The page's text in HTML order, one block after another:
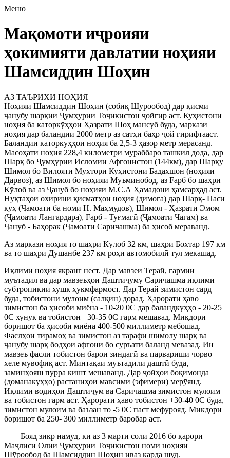
Меню
Мақомоти иҷроияи
ҳокимияти давлатии ноҳияи
Шамсиддин Шоҳин
АЗ ТАЪРИХИ НОҲИЯ
Ноҳияи Шамсиддин Шоҳин (собиқ Шӯрообод) дар қисми
ҷанубу шарқии Ҷумҳурии Тоҷикистон ҷойгир аст. Куҳистони
ноҳия ба каторкӯҳҳои Ҳазрати Шоҳ мансуб буда, маркази
ноҳия дар баландии 2000 метр аз сатҳи баҳр ҷой гирифтааст.
Баландии каторкуҳҳои ноҳия ба 2,5-3 ҳазор метр мерасанд.
Масоҳати ноҳия 228,4 километри мураббаро ташкил дода, дар
Шарқ бо Ҷумҳурии Исломии Афғонистон (144км), дар Шарқу
Шимол бо Вилояти Мухтори Куҳистони Бадахшон (ноҳияи
Дарвоз), аз Шимол бо ноҳияи Муъминобод, аз Fapб бо шаҳри
Кӯлоб ва аз Ҷануб бо ноҳияи М.С.А Ҳамадонӣ ҳамсарҳад аст.
Нуқтаҳои охирини қисматҳои ноҳия (димоға) дар Шарқ- Паси
куҳ (Ҷамоати ба номи Н. Маҳмудов), Шимол - Ҳазрати Эмом
(Ҷамоати Лангардара), Fapб - Туғмагӣ (Ҷамоати Чагам) ва
Ҷануб - Баҳорак (Ҷамоати Саричашма) ба ҳисоб мераванд.
Аз маркази ноҳия то шаҳри Кӯлоб 32 км, шаҳри Бохтар 197 км
ва то шаҳри Душанбе 237 км роҳи автомобилӣ тул мекашад.
Иқлими ноҳия якранг нест. Дар мавзеи Терай, гармии
муътадил ва дар мавзеъҳои Даштиҷуму Саричашма иқлими
субтропикии хушк ҳукмфармост. Дар Терай зимистон сард
буда, тобистони мулоим (салқин) дорад. Ҳарорати ҳаво
зимистон ба ҳисоби миёна - 10-20 0С дар баландкуҳҳо - 20-25
0С хунук ва тобистон +30-35 0С гарм мешавад. Миқдори
боришот ба ҳисоби миёна 400-500 миллиметр мебошад.
Фаслҳои тирамоҳ ва зимистон аз тарафи шимолу шарқ ва
ҷанубу шарқ бодҳои афғонӣ бо суръати баланд мевазад. Ин
мавзеъ фасли тобистон барои зиндагӣ ва парвариши чорво
хеле мувофиқ аст. Минтақаи муътадили даштӣ буда,
заминҳояш пурра кишт мешаванд. Дар ҷойҳои боқимонда
(доманакуҳҳо) растаниҳои мавсимӣ (эфимерӣ) мерӯянд.
Иқлими водиҳои Даштиҷум ва Саричашма зимистон мулоим
ва тобистон гарм аст. Ҳарорати ҳаво тобистон +30-40 0С буда,
зимистон мулоим ва баъзан то -5 0С паст мефурояд. Микдори
боришот ба 250- 300 миллиметр баробар аст.
Бояд зикр намуд, ки аз 3 марти соли 2016 бо қарори
Маҷлиси Олии Ҷумҳурии Тоҷикистон номи ноҳияи
Шӯрообод ба Шамсиддин Шоҳин иваз карда шуд.